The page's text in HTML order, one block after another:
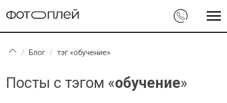
Блог тэг «обучение»
Посты с тэгом «обучение»